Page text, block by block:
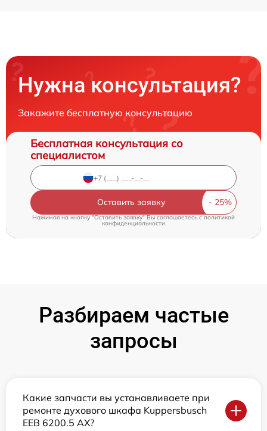
Нужна консультация?
Закажите бесплатную консультацию
Бесплатная консультация со
специалистом
Оставить заявку
Нажимая на кнопку "Оставить заявку" Вы соглашаетесь cполитикой
конфиденциальности
Разбираем частые
запросы
Какие запчасти вы устанавливаете при
ремонте духового шкафа Kuppersbusch
EEB 6200.5 AX?